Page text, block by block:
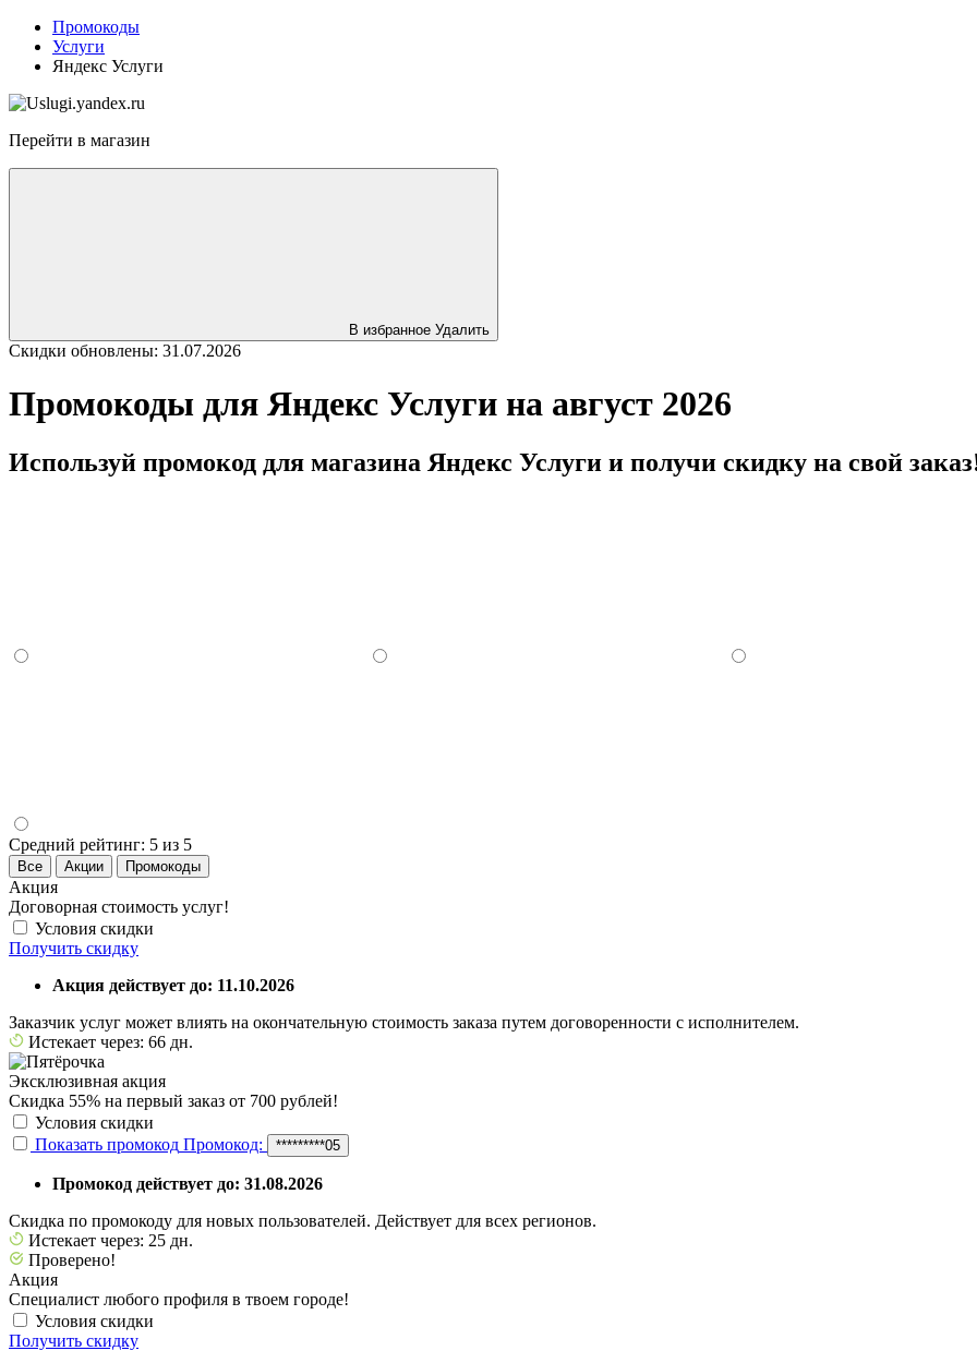
Промокоды
Услуги
Яндекс Услуги
Перейти в магазин
В избранное Удалить
Скидки обновлены: 31.07.2026
Промокоды для Яндекс Услуги на август 2026
Используй промокод для магазина Яндекс Услуги и получи скидку на свой
Средний рейтинг: 5 из 5
Все Акции Промокоды
Акция
Договорная стоимость услуг!
Условия скидки
Получить скидку
Акция действует до: 11.10.2026
Заказчик услуг может влиять на окончательную стоимость заказа путем договоренности с исполнителем.
Истекает через: 66 дн.
Эксклюзивная акция
Скидка 55% на первый заказ от 700 рублей!
Условия скидки
Показать промокод Промокод: *********05
Промокод действует до: 31.08.2026
Скидка по промокоду для новых пользователей. Действует для всех регионов.
Истекает через: 25 дн.
Проверено!
Акция
Специалист любого профиля в твоем городе!
Условия скидки
Получить скидку